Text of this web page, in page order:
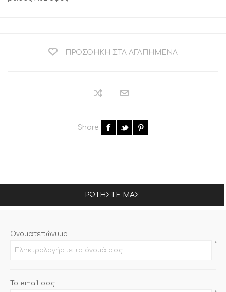
ΠΡΟΣΘΉΚΗ ΣΤΑ ΑΓΑΠΗΜΈΝΑ
Share
ΡΩΤΉΣΤΕ ΜΑΣ
Ονοματεπώνυμο
*
Το email σας